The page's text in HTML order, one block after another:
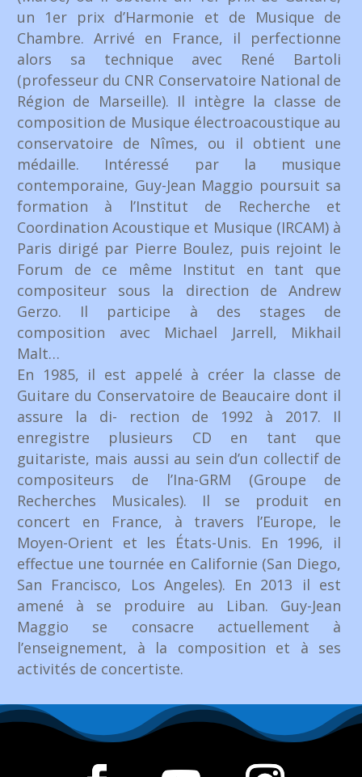
un 1er prix d’Harmonie et de Musique de
Chambre. Arrivé en France, il perfectionne
alors sa technique avec René Bartoli
(professeur du CNR Conservatoire National de
Région de Marseille). Il intègre la classe de
composition de Musique électroacoustique au
conservatoire de Nîmes, ou il obtient une
médaille. Intéressé par la musique
contemporaine, Guy-Jean Maggio poursuit sa
formation à l’Institut de Recherche et
Coordination Acoustique et Musique (IRCAM) à
Paris dirigé par Pierre Boulez, puis rejoint le
Forum de ce même Institut en tant que
compositeur sous la direction de Andrew
Gerzo. Il participe à des stages de
composition avec Michael Jarrell, Mikhail
Malt…
En 1985, il est appelé à créer la classe de
Guitare du Conservatoire de Beaucaire dont il
assure la di- rection de 1992 à 2017. Il
enregistre plusieurs CD en tant que
guitariste, mais aussi au sein d’un collectif de
compositeurs de l’Ina-GRM (Groupe de
Recherches Musicales). Il se produit en
concert en France, à travers l’Europe, le
Moyen-Orient et les États-Unis. En 1996, il
effectue une tournée en Californie (San Diego,
San Francisco, Los Angeles). En 2013 il est
amené à se produire au Liban. Guy-Jean
Maggio se consacre actuellement à
l’enseignement, à la composition et à ses
activités de concertiste.